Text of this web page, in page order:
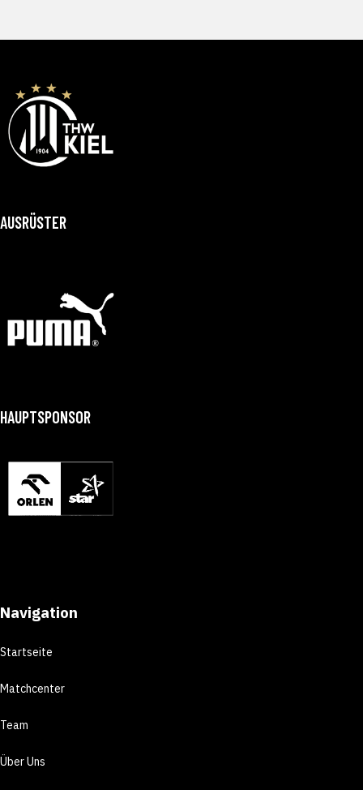
AUSRÜSTER
HAUPTSPONSOR
Navigation
Startseite
Matchcenter
Team
Über Uns